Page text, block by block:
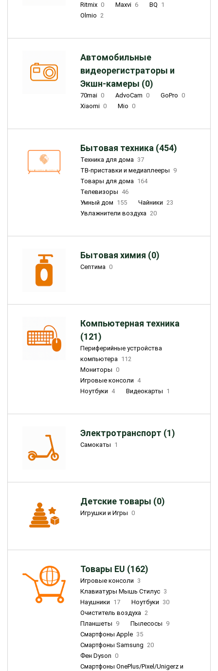
Ritmix 0 Maxvi 6 BQ 1
Olmio 2
Автомобильные
видеорегистраторы и
Экшн-камеры (0)
70mai 0 AdvoCam 0 GoPro 0
Xiaomi 0 Mio 0
Бытовая техника (454)
Техника для дома 37
ТВ-приставки и медиаплееры 9
Товары для дома 164
Телевизоры 46
Умный дом 155 Чайники 23
Увлажнители воздуха 20
Бытовая химия (0)
Септима 0
Компьютерная техника
(121)
Периферийные устройства
компьютера 112
Мониторы 0
Игровые консоли 4
Ноутбуки 4 Видеокарты 1
Электротранспорт (1)
Самокаты 1
Детские товары (0)
Игрушки и Игры 0
Товары EU (162)
Игровые консоли 3
Клавиатуры Мышь Стилус 3
Наушники 17 Ноутбуки 30
Очиститель воздуха 2
Планшеты 9 Пылесосы 9
Смартфоны Apple 35
Смартфоны Samsung 20
Фен Dyson 0
Смартфоны OnePlus/Pixel/Unigerz и